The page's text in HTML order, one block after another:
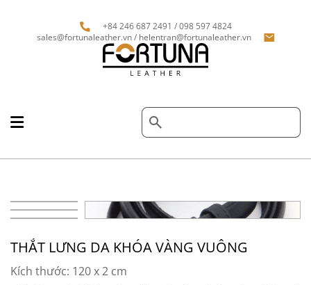
+84 246 687 2491 / 098 597 4824
sales@fortunaleather.vn / helentran@fortunaleather.vn
THẮT LƯNG DA KHÓA VÀNG VUÔNG
Kích thước: 120 x 2 cm